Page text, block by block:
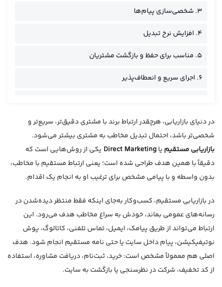
۳. شخصی‌سازی پیام‌ها
۴. افزایش نرخ تبدیل
۵. مناسب برای حفظ و بازگشت مشتریان
۶. اجرای سریع و انعطاف‌پذیر
چطور یک کمپین بازاریابی مستقیم موفق طراحی کنیم؟
جمع‌بندی
در دنیای بازاریابی، هرچقدر ارتباط برند با مشتری دقیق‌تر، سریع‌تر و
شخصی‌تر باشد، احتمال تبدیل مخاطب به مشتری بیشتر می‌شود.
بازاریابی مستقیم یاDirect Marketing یکی از روش‌هایی است که
دقیقاً با همین هدف طراحی شده است؛ یعنی ارتباط مستقیم با مخاطب،
بدون واسطه و با پیامی مشخص برای ترغیب او به انجام یک اقدام.
در بازاریابی مستقیم، کسب‌وکار به‌جای اینکه فقط منتظر دیده‌شدن در
رسانه‌های عمومی بماند، خودش به سراغ مخاطب هدف می‌رود. این
ارتباط می‌تواند از طریق پیامک، ایمیل، تماس تلفنی، کاتالوگ، پوش
نوتیفیکیشن، پیام داخل سایت یا حتی نامه مستقیم انجام شود. هدف
اصلی هم معمولاً مشخص است: خرید، ثبت‌نام، دریافت مشاوره، استفاده
از کد تخفیف، شرکت در نظرسنجی یا بازگشت به سایت.